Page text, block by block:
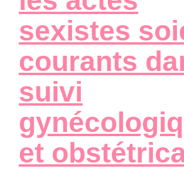
sexistes
courants
suivi
et